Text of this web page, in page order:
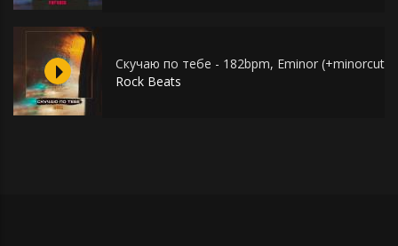
Скучаю по тебе - 182bpm, Eminor (+minorcuts
Rock Beats